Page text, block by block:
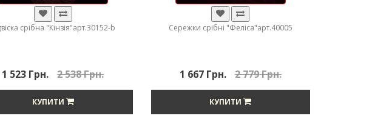
срібна "Кінзія"арт.30152-b
1 523 Грн. 2 538 Грн.
КУПИТИ
Сережки срібні "Феліса"арт.40005
1 667 Грн. 2 779 Грн.
КУПИТИ